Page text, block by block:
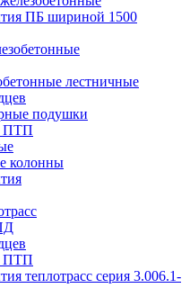
ПБ шириной 1500
лестничные
подушки
ПТП
колонны
ПТП
теплотрасс серия 3.006.1-